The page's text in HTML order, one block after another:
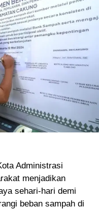
Administrasi
menjadikan
sehari-hari demi
beban sampah di